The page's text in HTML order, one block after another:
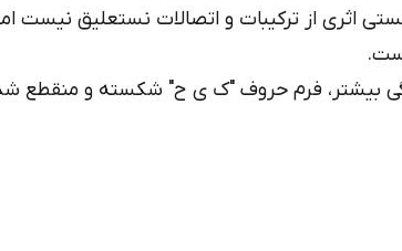
اثری از ترکیبات و اتصالات نستعلیق نیست
بیشتر، فرم حروف "ک ی ح" شکسته و منقطع